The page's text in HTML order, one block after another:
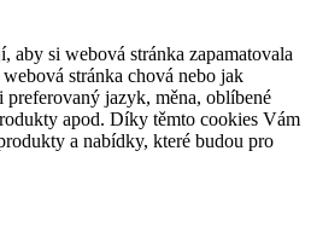
aby si webová stránka zapamatovala
stránka chová nebo jak
jazyk, měna, oblíbené
apod. Díky těmto cookies Vám
a nabídky, které budou pro